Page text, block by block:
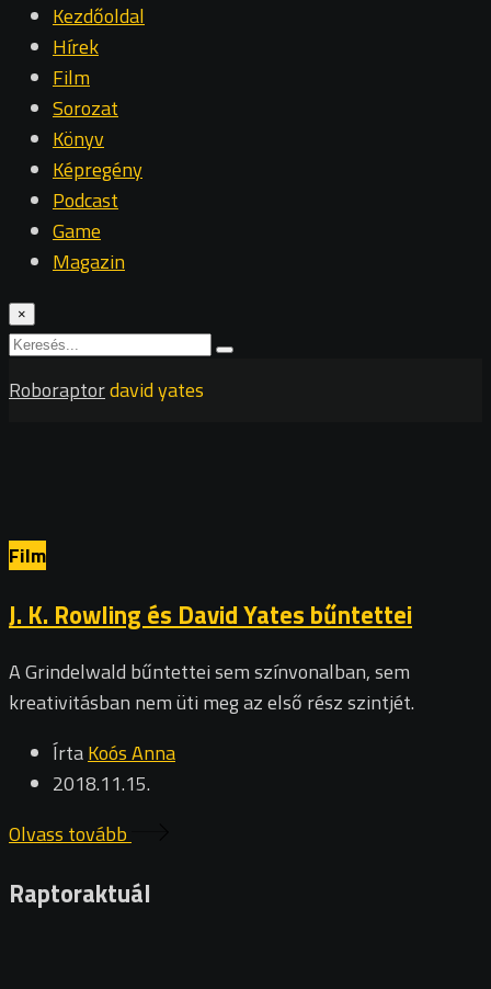
Kezdőoldal
Hírek
Film
Sorozat
Könyv
Képregény
Podcast
Game
Magazin
×
Roboraptordavid yates
Film
J. K. Rowling és David Yates bűntettei
A Grindelwald bűntettei sem színvonalban, sem
kreativitásban nem üti meg az első rész szintjét.
ÍrtaKoós Anna
2018.11.15.
Olvass tovább
Raptoraktuál